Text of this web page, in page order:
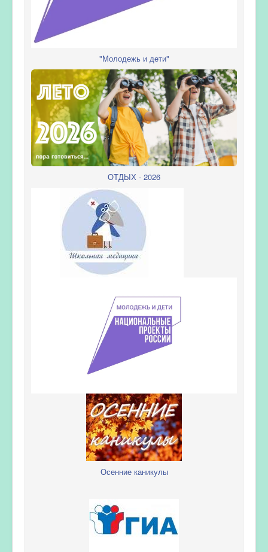
"Молодежь и дети"
ОТДЫХ - 2026
Осенние каникулы